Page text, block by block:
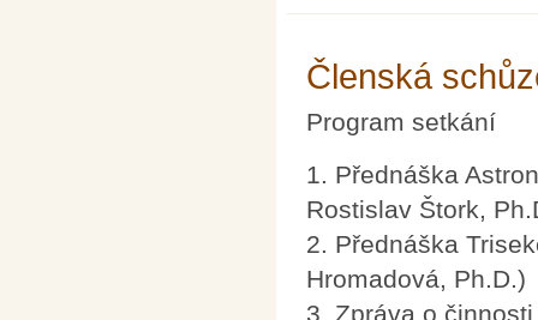
Členská
Program setkání
1. Přednáška
Rostislav Štork,
2. Přednáška
Hromadová, Ph.D.)
3. Zpráva o